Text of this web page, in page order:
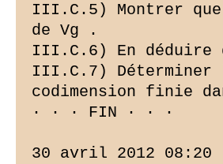
III.C.5) Montrer
de Vg .
III.C.6) En
III.C.7) Déterminer
codimension finie
· · · FIN · · ·
30 avril 2012 08:20